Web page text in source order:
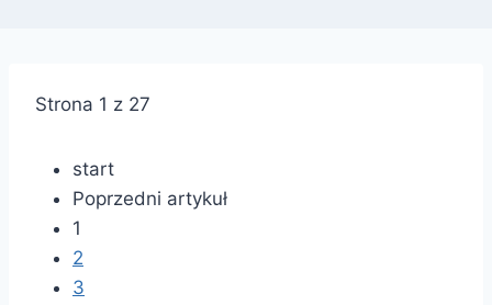
Strona 1 z 27
start
Poprzedni artykuł
1
2
3